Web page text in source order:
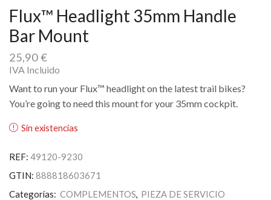
Flux™ Headlight 35mm Handle
Bar Mount
25,90€
IVA Incluido
Want to run your Flux™ headlight on the latest trail bikes?
You’re going to need this mount for your 35mm cockpit.
Sin existencias
REF: 49120-9230
GTIN: 888818603671
Categorías: COMPLEMENTOS, PIEZA DE SERVICIO